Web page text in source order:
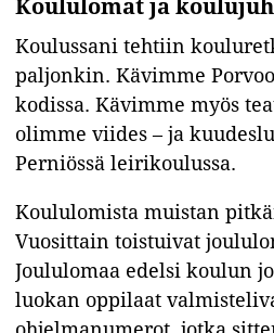
Koululomat ja
Koulussani tehtiin
paljonkin. Kävimme
kodissa. Kävimme myös
olimme viides – ja
Perniössä leirikoulussa.
Koululomista muistan
Vuosittain toistuivat
Joululomaa edelsi koulun
luokan oppilaat